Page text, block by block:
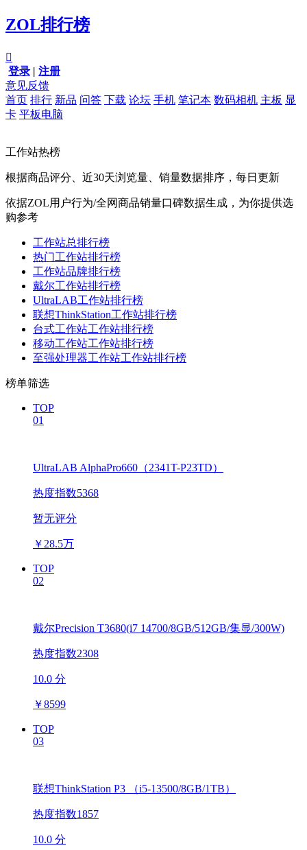
ZOL排行榜

登录 | 注册
意见反馈
首页 排行 新品 问答 下载 论坛 手机 笔记本 数码相机 主板 显
卡 平板电脑
工作站热榜
根据商品评分、近30天浏览量、销量数据排序，每日更新
依据ZOL用户行为/全网商品销量口碑数据生成，为你提供选
购参考
工作站总排行榜
热门工作站排行榜
工作站品牌排行榜
戴尔工作站排行榜
UltraLAB工作站排行榜
联想ThinkStation工作站排行榜
台式工作站工作站排行榜
移动工作站工作站排行榜
至强处理器工作站工作站排行榜
榜单筛选
TOP
01
UltraLAB AlphaPro660（2341T-P23TD）
热度指数5368
暂无评分
￥ 28.5万
TOP
02
戴尔Precision T3680(i7 14700/8GB/512GB/集显/300W)
热度指数2308
10.0 分
￥8599
TOP
03
联想ThinkStation P3 （i5-13500/8GB/1TB）
热度指数1857
10.0 分